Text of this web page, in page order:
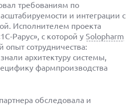
требованиям по
и интеграции с
Исполнителем проекта
Рарус», с которой у Solopharm
сотрудничества:
архитектуру системы,
фармпроизводства
обследовала и